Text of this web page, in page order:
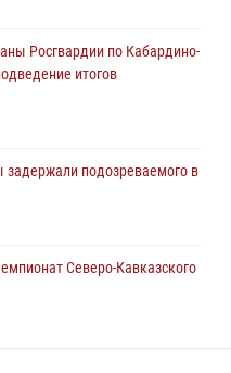
Росгвардии Героя России
полномочного
Федерации в Северо-
Кузнецовым
Росгвардии по Кабардино-
итогов
задержали подозреваемого в
Северо-Кавказского